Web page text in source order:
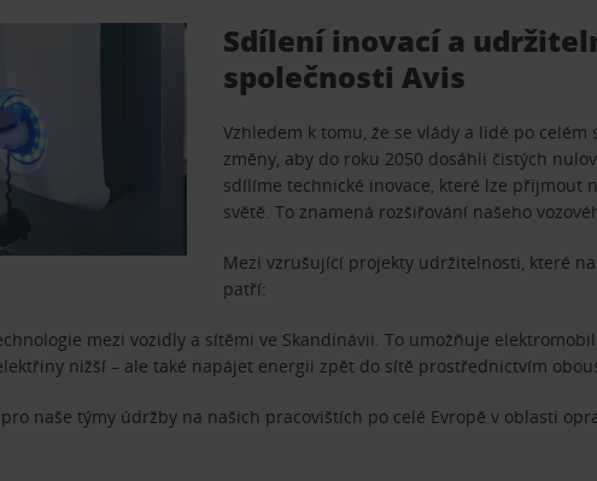
Sdílení inovací a
společnosti Avis
Vzhledem k tomu, že se vlády a lidé po
změny, aby do roku 2050 dosáhli čistých
sdílíme technické inovace, které lze přijmout
světě. To znamená rozšiřování našeho
Mezi vzrušující projekty udržitelnosti, které
patří:
mezi vozidly a sítěmi ve Skandinávii. To umožňuje
nižší – ale také napájet energii zpět do sítě prostřednictvím
naše týmy údržby na našich pracovištích po celé Evropě v oblasti